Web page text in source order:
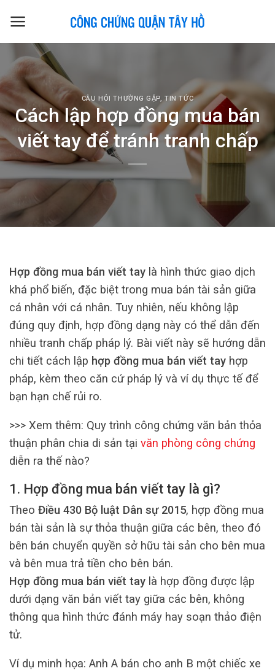
CÂU HỎI THƯỜNG GẶP,TIN TỨC
Cách lập hợp đồng mua bán
viết tay để tránh tranh chấp
Hợp đồng mua bán viết tay là hình thức giao dịch
khá phổ biến, đặc biệt trong mua bán tài sản giữa
cá nhân với cá nhân. Tuy nhiên, nếu không lập
đúng quy định, hợp đồng dạng này có thể dẫn đến
nhiều tranh chấp pháp lý. Bài viết này sẽ hướng dẫn
chi tiết cách lập hợp đồng mua bán viết tay hợp
pháp, kèm theo căn cứ pháp lý và ví dụ thực tế để
bạn hạn chế rủi ro.
>>> Xem thêm: Quy trình công chứng văn bản thỏa
thuận phân chia di sản tại văn phòng công chứng
diễn ra thế nào?
1. Hợp đồng mua bán viết tay là gì?
Theo Điều 430 Bộ luật Dân sự 2015, hợp đồng mua
bán tài sản là sự thỏa thuận giữa các bên, theo đó
bên bán chuyển quyền sở hữu tài sản cho bên mua
và bên mua trả tiền cho bên bán.
Hợp đồng mua bán viết tay là hợp đồng được lập
dưới dạng văn bản viết tay giữa các bên, không
thông qua hình thức đánh máy hay soạn thảo điện
tử.
Ví dụ minh họa: Anh A bán cho anh B một chiếc xe